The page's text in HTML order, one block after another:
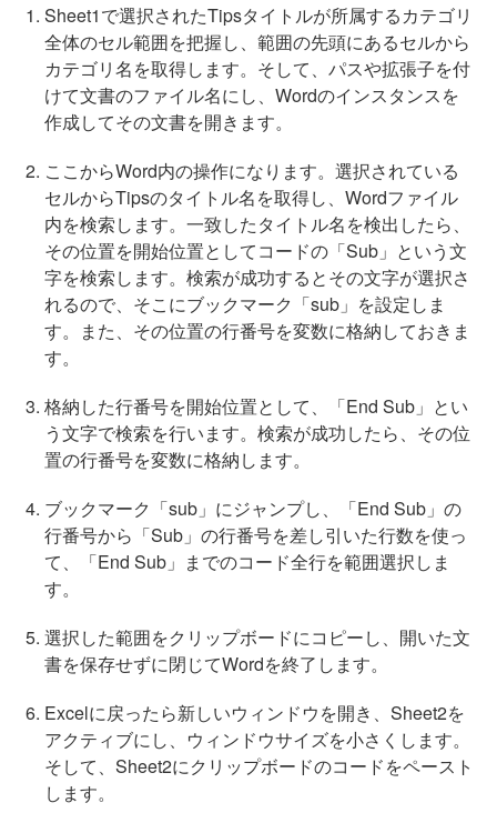
Sheet1で選択されたTipsタイトルが所属するカテゴリ
全体のセル範囲を把握し、範囲の先頭にあるセルから
カテゴリ名を取得します。そして、パスや拡張子を付
けて文書のファイル名にし、Wordのインスタンスを
作成してその文書を開きます。
ここからWord内の操作になります。選択されている
セルからTipsのタイトル名を取得し、Wordファイル
内を検索します。一致したタイトル名を検出したら、
その位置を開始位置としてコードの「Sub」という文
字を検索します。検索が成功するとその文字が選択さ
れるので、そこにブックマーク「sub」を設定しま
す。また、その位置の行番号を変数に格納しておきま
す。
格納した行番号を開始位置として、「End Sub」とい
う文字で検索を行います。検索が成功したら、その位
置の行番号を変数に格納します。
ブックマーク「sub」にジャンプし、「End Sub」の
行番号から「Sub」の行番号を差し引いた行数を使っ
て、「End Sub」までのコード全行を範囲選択しま
す。
選択した範囲をクリップボードにコピーし、開いた文
書を保存せずに閉じてWordを終了します。
Excelに戻ったら新しいウィンドウを開き、Sheet2を
アクティブにし、ウィンドウサイズを小さくします。
そして、Sheet2にクリップボードのコードをペースト
します。